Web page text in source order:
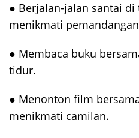
● Berjalan-jalan santai di
menikmati
● Membaca buku
tidur.
● Menonton film
menikmati camilan.